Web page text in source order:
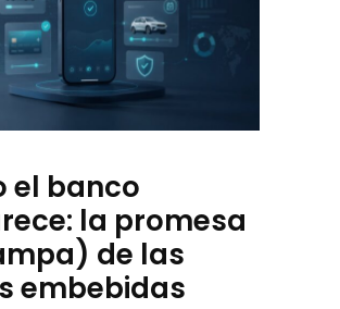
el banco
la promesa
de las
embebidas